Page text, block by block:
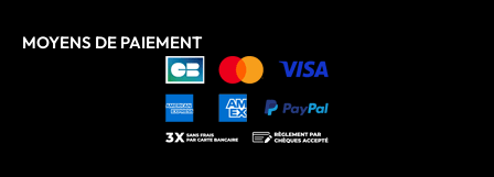
MOYENS DE PAIEMENT